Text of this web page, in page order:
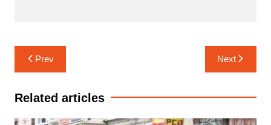
Post
navigation
Prev Next
Related articles